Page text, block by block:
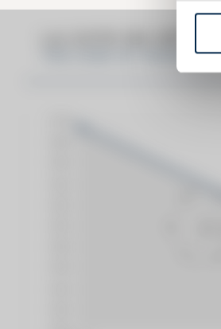
LA COTE EN
THE CASK OF